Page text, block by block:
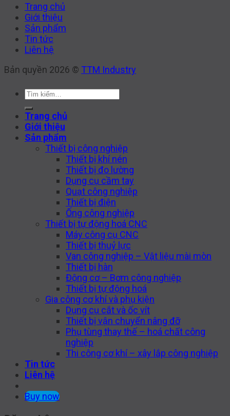
Trang chủ
Giới thiệu
Sản phẩm
Tin tức
Liên hệ
Bản quyền 2026 © TTM Industry
Tìm
Trang chủ
Giới thiệu
Sản phẩm
Thiết bị công nghiệp
Thiết bị khí nén
Thiết bị đo lường
Dụng cụ cầm tay
Quạt công nghiệp
Thiết bị điện
Ống công nghiệp
Thiết bị tự động hoá CNC
Máy công cụ CNC
Thiết bị thuỷ lực
Van công nghiệp – Vật liệu mài mòn
Thiết bị hàn
Động cơ – Bơm công nghiệp
Thiết bị tự động hoá
Gia công cơ khí và phụ kiện
Dụng cụ cắt và ốc vít
Thiết bị vận chuyển nâng đỡ
Phụ tùng thay thế – hoá chất công
nghiệp
Thi công cơ khí – xây lắp công nghiệp
Tin tức
Liên hệ
Buy now